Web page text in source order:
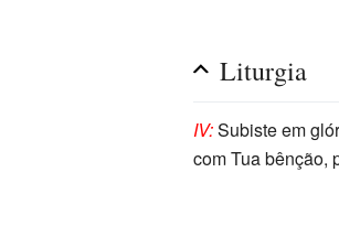
Liturgia
IV:Subiste em
com Tua bênção,